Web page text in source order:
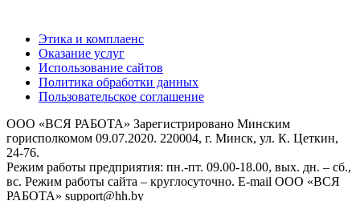
Этика и комплаенс
Оказание услуг
Использование сайтов
Политика обработки данных
Пользовательское соглашение
ООО «ВСЯ РАБОТА» Зарегистрировано Минским
горисполкомом 09.07.2020. 220004, г. Минск, ул. К. Цеткин,
24-76.
Режим работы предприятия: пн.-пт. 09.00-18.00, вых. дн. – сб.,
вс. Режим работы сайта – круглосуточно. E-mail ООО «ВСЯ
РАБОТА» support@hh.by